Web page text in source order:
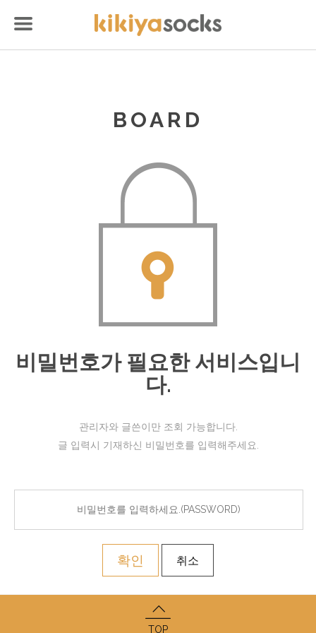
BOARD
비밀번호가 필요한 서비스입니
다.
관리자와 글쓴이만 조회 가능합니다.
글 입력시 기재하신 비밀번호를 입력해주세요.
확인 취소
TOP